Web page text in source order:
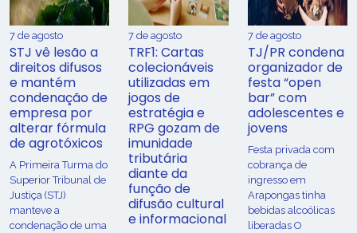
7 de agosto
STJ vê lesão a
direitos difusos
e mantém
condenação de
empresa por
alterar fórmula
de agrotóxicos
​A Primeira Turma do
Superior Tribunal de
Justiça (STJ)
manteve a
condenação de uma
7 de agosto
TRF1: Cartas
colecionáveis
utilizadas em
jogos de
estratégia e
RPG gozam de
imunidade
tributária
diante da
função de
difusão cultural
e informacional
7 de agosto
TJ/PR condena
organizador de
festa “open
bar” com
adolescentes e
jovens
Festa privada com
cobrança de
ingresso em
Arapongas tinha
bebidas alcoólicas
liberadas O